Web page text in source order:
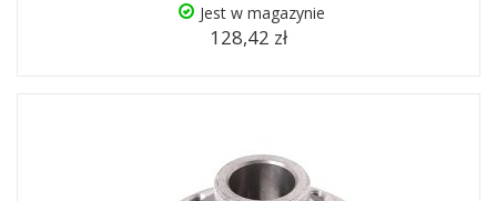
Jest w magazynie
128,42 zł